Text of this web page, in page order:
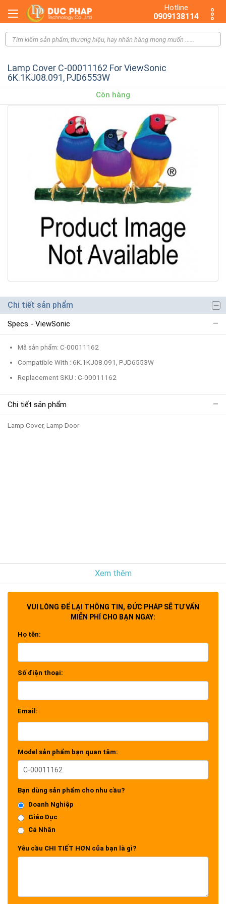
Hotline
0909138114
Lamp Cover C-00011162 For ViewSonic
6K.1KJ08.091, PJD6553W
Còn hàng
Chi tiết sản phẩm
Specs - ViewSonic
Mã sản phẩm: C-00011162
Compatible With : 6K.1KJ08.091, PJD6553W
Replacement SKU : C-00011162
Chi tiết sản phẩm
Lamp Cover, Lamp Door
Xem thêm
VUI LÒNG ĐỂ LẠI THÔNG TIN, ĐỨC PHÁP SẼ TƯ VẤN
MIỄN PHÍ CHO BẠN NGAY:
Họ tên:
Số điện thoại:
Email:
Model sản phẩm bạn quan tâm:
Bạn dùng sản phẩm cho nhu cầu?
Doanh Nghiệp
Giáo Dục
Cá Nhân
Yêu cầu CHI TIẾT HƠN của bạn là gì?